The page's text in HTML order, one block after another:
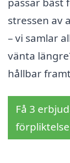
stressen av
– vi samlar
vänta
hållbar
Få 3